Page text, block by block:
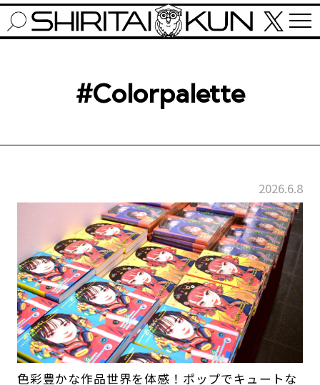
#Colorpalette
2026.6.8
色彩豊かな作品世界を体感！ポップでキュートな